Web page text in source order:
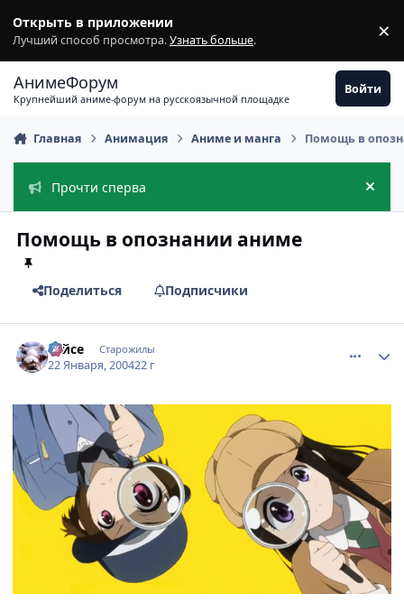
Открыть в приложении
Лучший способ просмотра.Узнать больше. ×
АнимеФорум
Крупнейший аниме-форум на русскоязычной площадке
Войти
Главная Анимация Аниме и манга Помощь в
Прочти сперва
Помощь в опознании аниме
Поделиться Подписчики
Тайсе Старожилы
22 Января, 200422 г